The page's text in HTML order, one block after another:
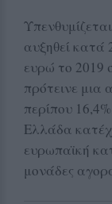
αυξηθεί κατά
ευρώ το 2019
πρότεινε μια
περίπου
Ελλάδα
ευρωπαϊκή
μονάδες